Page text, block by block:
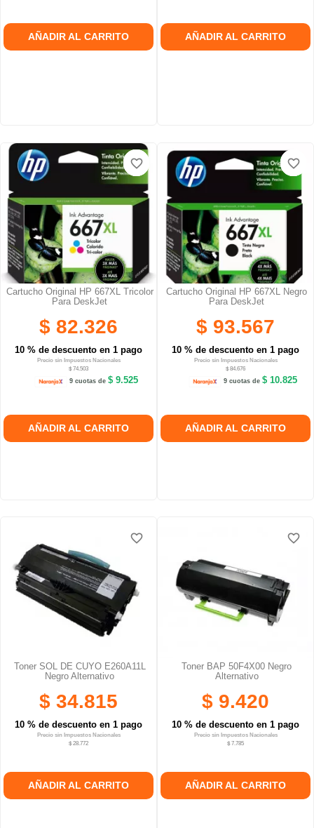
AÑADIR AL CARRITO AÑADIR AL CARRITO
Cartucho Original HP 667XL Tricolor
Para DeskJet
$ 82.326
10 % de descuento en 1 pago
Precio sin Impuestos Nacionales
$ 74.503
9 cuotas de $ 9.525
AÑADIR AL CARRITO
favorite_border
favorite_border
favorite_border
Cartucho Original HP 667XL Negro
Para DeskJet
$ 93.567
10 % de descuento en 1 pago
Precio sin Impuestos Nacionales
$ 84.676
9 cuotas de$ 10.825
AÑADIR AL CARRITO
favorite_border
favorite_border
favorite_border
Toner SOL DE CUYO E260A11L
Negro Alternativo
$ 34.815
10 % de descuento en 1 pago
Precio sin Impuestos Nacionales
$ 28.772
AÑADIR AL CARRITO
favorite_border
favorite_border
favorite_border
Toner BAP 50F4X00 Negro
Alternativo
$ 9.420
10 % de descuento en 1 pago
Precio sin Impuestos Nacionales
$ 7.785
AÑADIR AL CARRITO
favorite_border
favorite_border
favorite_border